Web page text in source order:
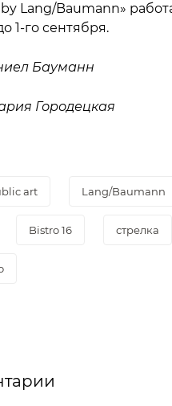
by Lang/Baumann»
1-го сентября.
Бауманн
Городецкая
art Lang/Baumann
Bistro 16 стрелка